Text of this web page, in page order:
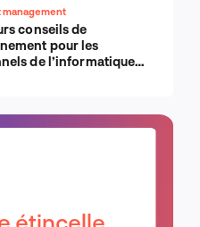
management
conseils de
pour les
de l’informatique